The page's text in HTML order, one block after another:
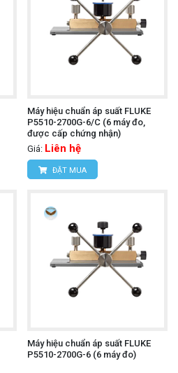
Máy hiệu chuẩn áp suất FLUKE
P5510-2700G-6/C (6 máy đo,
được cấp chứng nhận)
Giá: Liên hệ
ĐẶT MUA
Máy hiệu chuẩn áp suất FLUKE
P5510-2700G-6 (6 máy đo)